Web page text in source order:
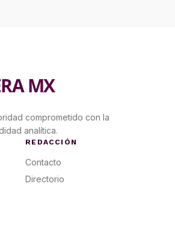
MX
comprometido con la
analítica.
REDACCIÓN
Contacto
Directorio